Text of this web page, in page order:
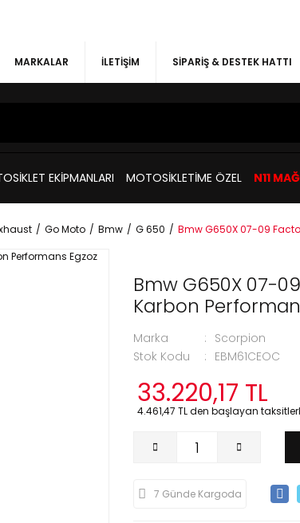
MARKALAR İLETİŞİM SİPARİŞ & DESTEK HATTI
EKİPMANLARI MOTOSİKLETİME ÖZEL N11
Go Moto Bmw G 650 Bmw G650X 07-09
Bmw G650X 07-
Karbon
Marka
Scorpion
Stok Kodu
EBM61CEOC
33.220,17 TL
4.461,47 TL den başlayan
7 Günde Kargoda